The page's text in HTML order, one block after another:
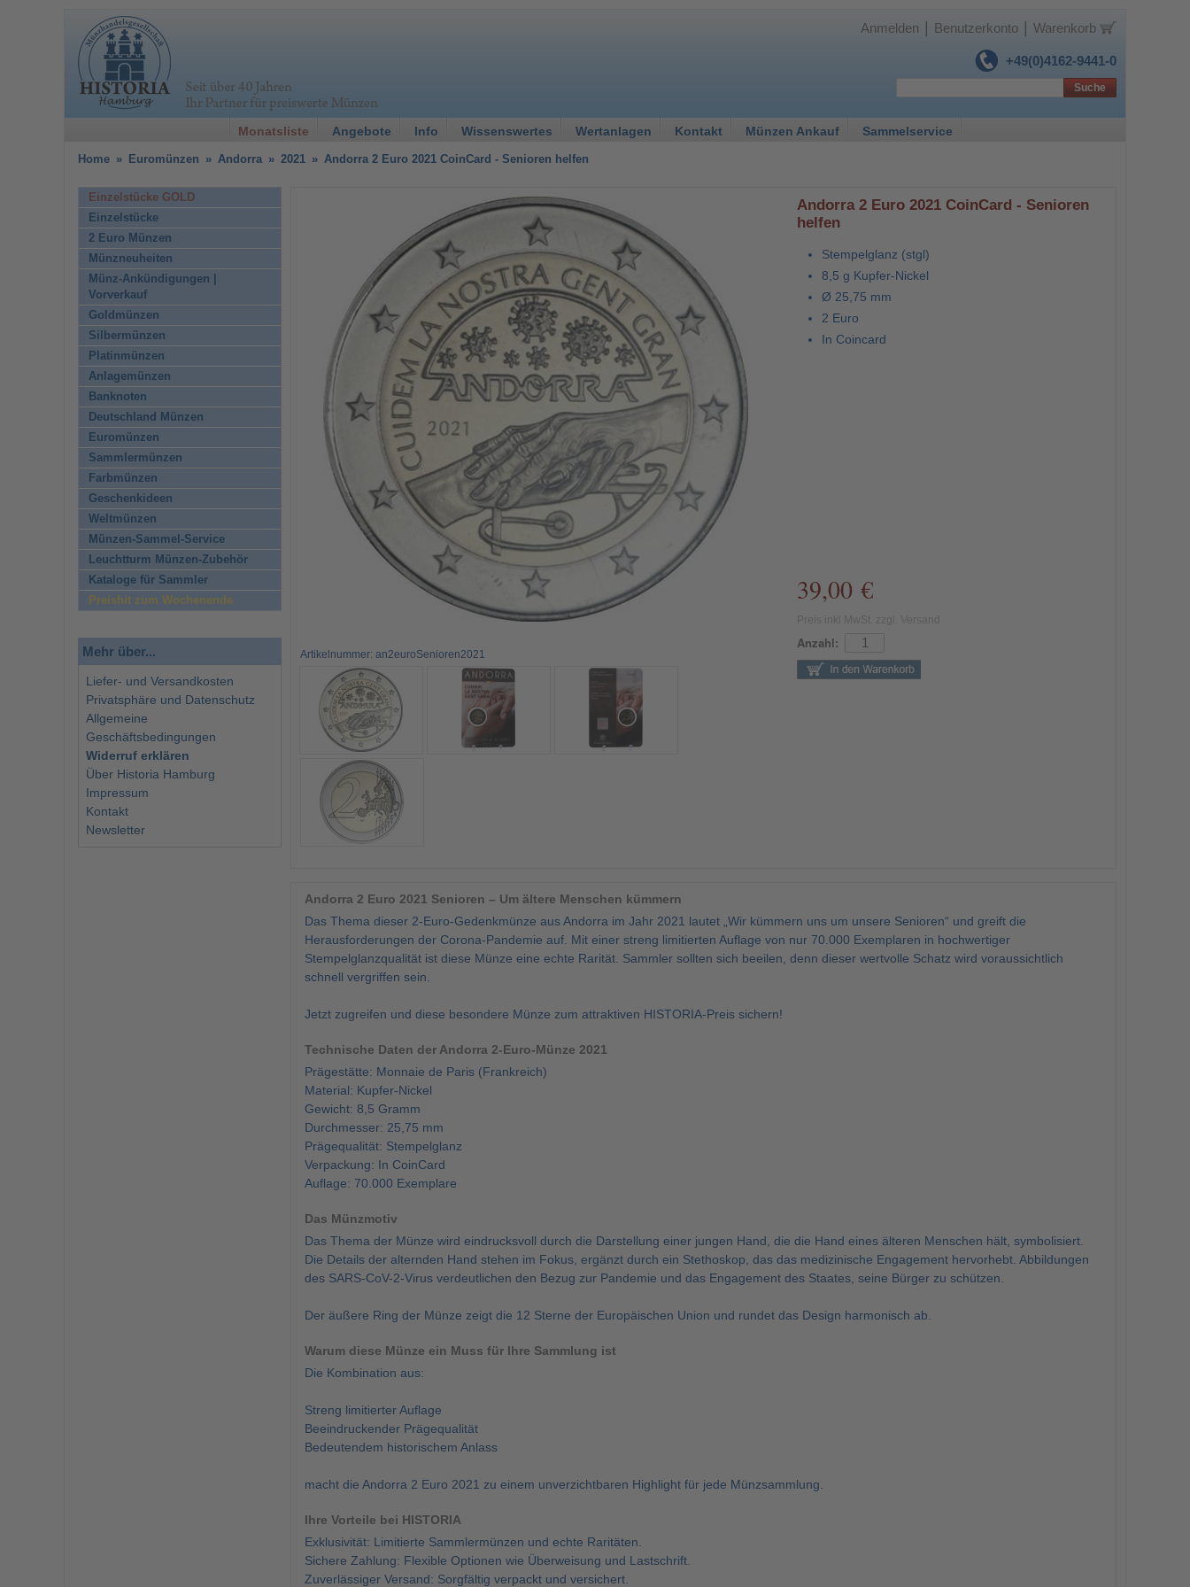
+49(0)4162-9441-0
Anmelden Benutzerkonto Warenkorb
Monatsliste Angebote Info Wissenswertes Wertanlagen Kontakt Münzen Ankauf Sammelservice
Suche
Home » Euromünzen » Andorra » 2021 » Andorra 2 Euro 2021 CoinCard - Senioren helfen
Artikelnummer: an2euroSenioren2021
Andorra 2 Euro 2021 CoinCard - Senioren
helfen
Stempelglanz (stgl)
8,5 g Kupfer-Nickel
Ø 25,75 mm
2 Euro
In Coincard
39,00 €
Anzahl:
Andorra 2 Euro 2021 Senioren – Um ältere Menschen kümmern
Das Thema dieser 2-Euro-Gedenkmünze aus Andorra im Jahr 2021 lautet „Wir kümmern uns um unsere Senioren“ und greift die
Herausforderungen der Corona-Pandemie auf. Mit einer streng limitierten Auflage von nur 70.000 Exemplaren in hochwertiger
Stempelglanzqualität ist diese Münze eine echte Rarität. Sammler sollten sich beeilen, denn dieser wertvolle Schatz wird voraussichtlich
schnell vergriffen sein.
Jetzt zugreifen und diese besondere Münze zum attraktiven HISTORIA-Preis sichern!
Technische Daten der Andorra 2-Euro-Münze 2021
Prägestätte: Monnaie de Paris (Frankreich)
Material: Kupfer-Nickel
Gewicht: 8,5 Gramm
Durchmesser: 25,75 mm
Prägequalität: Stempelglanz
Verpackung: In CoinCard
Auflage: 70.000 Exemplare
Das Münzmotiv
Das Thema der Münze wird eindrucksvoll durch die Darstellung einer jungen Hand, die die Hand eines älteren Menschen hält, symbolisiert.
Die Details der alternden Hand stehen im Fokus, ergänzt durch ein Stethoskop, das das medizinische Engagement hervorhebt. Abbildungen
des SARS-CoV-2-Virus verdeutlichen den Bezug zur Pandemie und das Engagement des Staates, seine Bürger zu schützen.
Der äußere Ring der Münze zeigt die 12 Sterne der Europäischen Union und rundet das Design harmonisch ab.
Warum diese Münze ein Muss für Ihre Sammlung ist
Die Kombination aus:
Streng limitierter Auflage
Beeindruckender Prägequalität
Bedeutendem historischem Anlass
macht die Andorra 2 Euro 2021 zu einem unverzichtbaren Highlight für jede Münzsammlung.
Ihre Vorteile bei HISTORIA
Exklusivität: Limitierte Sammlermünzen und echte Raritäten.
Sichere Zahlung: Flexible Optionen wie Überweisung und Lastschrift.
Zuverlässiger Versand: Sorgfältig verpackt und versichert.
Einzelstücke GOLD
Einzelstücke
2 Euro Münzen
Münzneuheiten
Münz-Ankündigungen |
Vorverkauf
Goldmünzen
Silbermünzen
Platinmünzen
Anlagemünzen
Banknoten
Deutschland Münzen
Euromünzen
Sammlermünzen
Farbmünzen
Geschenkideen
Weltmünzen
Münzen-Sammel-Service
Leuchtturm Münzen-Zubehör
Kataloge für Sammler
Preishit zum Wochenende
Mehr über...
Liefer- und Versandkosten
Privatsphäre und Datenschutz
Allgemeine
Geschäftsbedingungen
Widerruf erklären
Über Historia Hamburg
Impressum
Kontakt
Newsletter